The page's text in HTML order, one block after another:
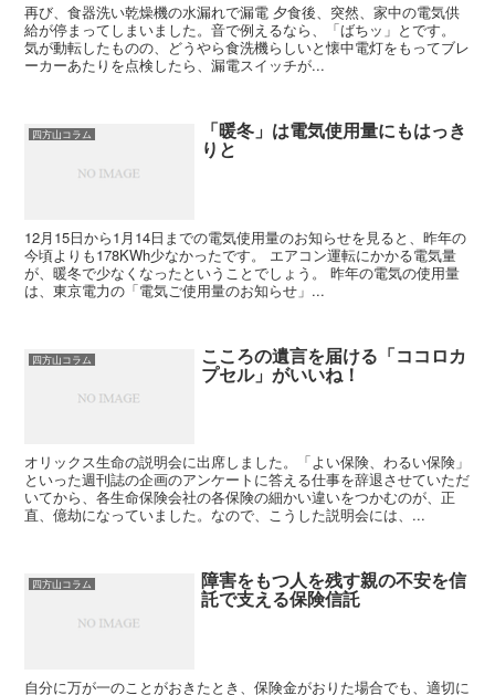
再び、食器洗い乾燥機の水漏れで漏電 夕食後、突然、家中の電気供
給が停まってしまいました。音で例えるなら、「ばちッ」とです。
気が動転したものの、どうやら食洗機らしいと懐中電灯をもってブレ
ーカーあたりを点検したら、漏電スイッチが...
四方山コラム 「暖冬」は電気使用量にもはっき
りと
12月15日から1月14日までの電気使用量のお知らせを見ると、昨年の
今頃よりも178KWh少なかったです。 エアコン運転にかかる電気量
が、暖冬で少なくなったということでしょう。 昨年の電気の使用量
は、東京電力の「電気ご使用量のお知らせ」...
四方山コラム こころの遺言を届ける「ココロカ
プセル」がいいね！
オリックス生命の説明会に出席しました。「よい保険、わるい保険」
といった週刊誌の企画のアンケートに答える仕事を辞退させていただ
いてから、各生命保険会社の各保険の細かい違いをつかむのが、正
直、億劫になっていました。なので、こうした説明会には、...
四方山コラム 障害をもつ人を残す親の不安を信
託で支える保険信託
自分に万が一のことがおきたとき、保険金がおりた場合でも、適切に